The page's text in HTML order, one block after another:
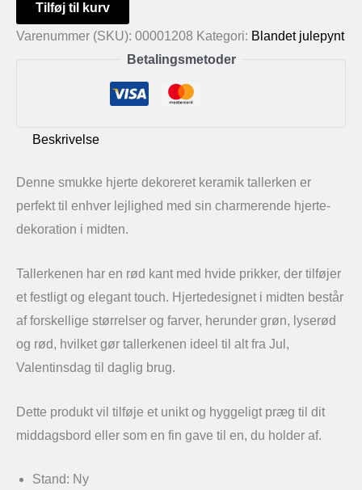
keramik
tallerken
Tilføj til kurv
Varenummer (SKU): 00001208 Kategori: Blandet julepynt
Betalingsmetoder
Beskrivelse
Denne smukke hjerte dekoreret keramik tallerken er
perfekt til enhver lejlighed med sin charmerende hjerte-
dekoration i midten.
Tallerkenen har en rød kant med hvide prikker, der tilføjer
et festligt og elegant touch. Hjertedesignet i midten består
af forskellige størrelser og farver, herunder grøn, lyserød
og rød, hvilket gør tallerkenen ideel til alt fra Jul,
Valentinsdag til daglig brug.
Dette produkt vil tilføje et unikt og hyggeligt præg til dit
middagsbord eller som en fin gave til en, du holder af.
Stand: Ny